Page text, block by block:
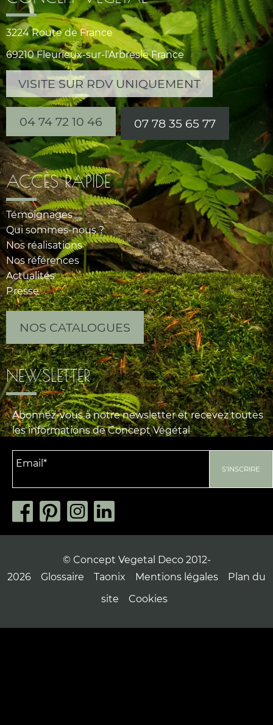
3224 Route de France
69210 Fleurieux-sur-l'Arbresle France
VISITE SUR RDV UNIQUEMENT
04 74 72 10 46 07 78 35 65 77
ACCÈS RAPIDE
Témoignages
Qui sommes-nous ?
Nos réalisations
Nos références
Actualités
Presse
NOS CATALOGUES
NEWSLETTER
Abonnez-vous à notre newsletter et recevez toutes
les informations de Concept Végétal
© Concept Vegetal Deco 2012-
2026
Glossaire Taonix Mentions légales
Plan du
site
Cookies